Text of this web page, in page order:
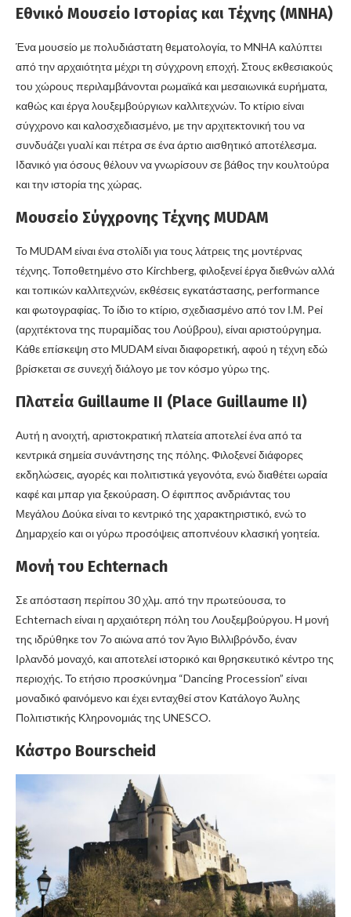
Εθνικό Μουσείο Ιστορίας και Τέχνης (MNHA)
Ένα μουσείο με πολυδιάστατη θεματολογία, το MNHA καλύπτει
από την αρχαιότητα μέχρι τη σύγχρονη εποχή. Στους εκθεσιακούς
του χώρους περιλαμβάνονται ρωμαϊκά και μεσαιωνικά ευρήματα,
καθώς και έργα λουξεμβούργιων καλλιτεχνών. Το κτίριο είναι
σύγχρονο και καλοσχεδιασμένο, με την αρχιτεκτονική του να
συνδυάζει γυαλί και πέτρα σε ένα άρτιο αισθητικό αποτέλεσμα.
Ιδανικό για όσους θέλουν να γνωρίσουν σε βάθος την κουλτούρα
και την ιστορία της χώρας.
Μουσείο Σύγχρονης Τέχνης MUDAM
Το MUDAM είναι ένα στολίδι για τους λάτρεις της μοντέρνας
τέχνης. Τοποθετημένο στο Kirchberg, φιλοξενεί έργα διεθνών αλλά
και τοπικών καλλιτεχνών, εκθέσεις εγκατάστασης, performance
και φωτογραφίας. Το ίδιο το κτίριο, σχεδιασμένο από τον Ι.Μ. Pei
(αρχιτέκτονα της πυραμίδας του Λούβρου), είναι αριστούργημα.
Κάθε επίσκεψη στο MUDAM είναι διαφορετική, αφού η τέχνη εδώ
βρίσκεται σε συνεχή διάλογο με τον κόσμο γύρω της.
Πλατεία Guillaume II (Place Guillaume II)
Αυτή η ανοιχτή, αριστοκρατική πλατεία αποτελεί ένα από τα
κεντρικά σημεία συνάντησης της πόλης. Φιλοξενεί διάφορες
εκδηλώσεις, αγορές και πολιτιστικά γεγονότα, ενώ διαθέτει ωραία
καφέ και μπαρ για ξεκούραση. Ο έφιππος ανδριάντας του
Μεγάλου Δούκα είναι το κεντρικό της χαρακτηριστικό, ενώ το
Δημαρχείο και οι γύρω προσόψεις αποπνέουν κλασική γοητεία.
Μονή του Echternach
Σε απόσταση περίπου 30 χλμ. από την πρωτεύουσα, το
Echternach είναι η αρχαιότερη πόλη του Λουξεμβούργου. Η μονή
της ιδρύθηκε τον 7ο αιώνα από τον Άγιο Βιλλιβρόνδο, έναν
Ιρλανδό μοναχό, και αποτελεί ιστορικό και θρησκευτικό κέντρο της
περιοχής. Το ετήσιο προσκύνημα “Dancing Procession” είναι
μοναδικό φαινόμενο και έχει ενταχθεί στον Κατάλογο Άυλης
Πολιτιστικής Κληρονομιάς της UNESCO.
Κάστρο Bourscheid